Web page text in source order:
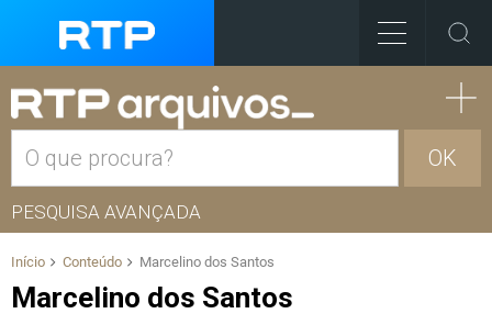
OK
PESQUISA AVANÇADA
Início Conteúdo Marcelino dos Santos
Marcelino dos Santos